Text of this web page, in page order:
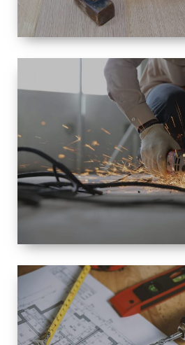
TAILLE
PETITE À
GRANDE
RÉNOVATION
ESPACE
RÉNOVATION
INTÉRIEURE ET
EXTÉRIEURE